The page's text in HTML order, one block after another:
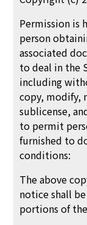
Permission is
person
associated
to deal in the
including
copy, modify,
sublicense,
to permit
furnished to
conditions:
The above
notice shall
portions of